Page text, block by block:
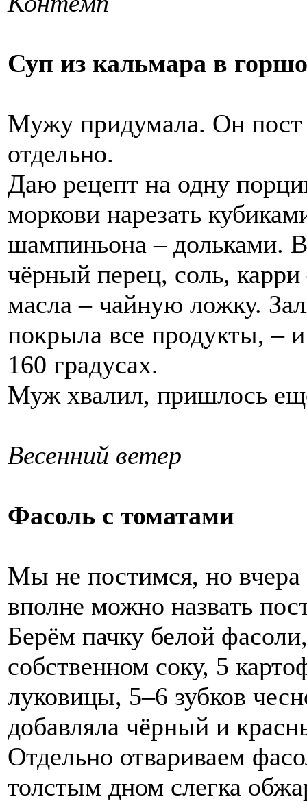
Суп из кальмара в
Мужу придумала. Он пост
отдельно.
Даю рецепт на одну
моркови нарезать
шампиньона – дольками.
чёрный перец, соль,
масла – чайную ложку.
покрыла все продукты, –
160 градусах.
Муж хвалил, пришлось
Весенний ветер
Фасоль с томатами
Мы не постимся, но вчера
вполне можно назвать
Берём пачку белой
собственном соку, 5
луковицы, 5–6 зубков
добавляла чёрный и
Отдельно отвариваем
толстым дном слегка